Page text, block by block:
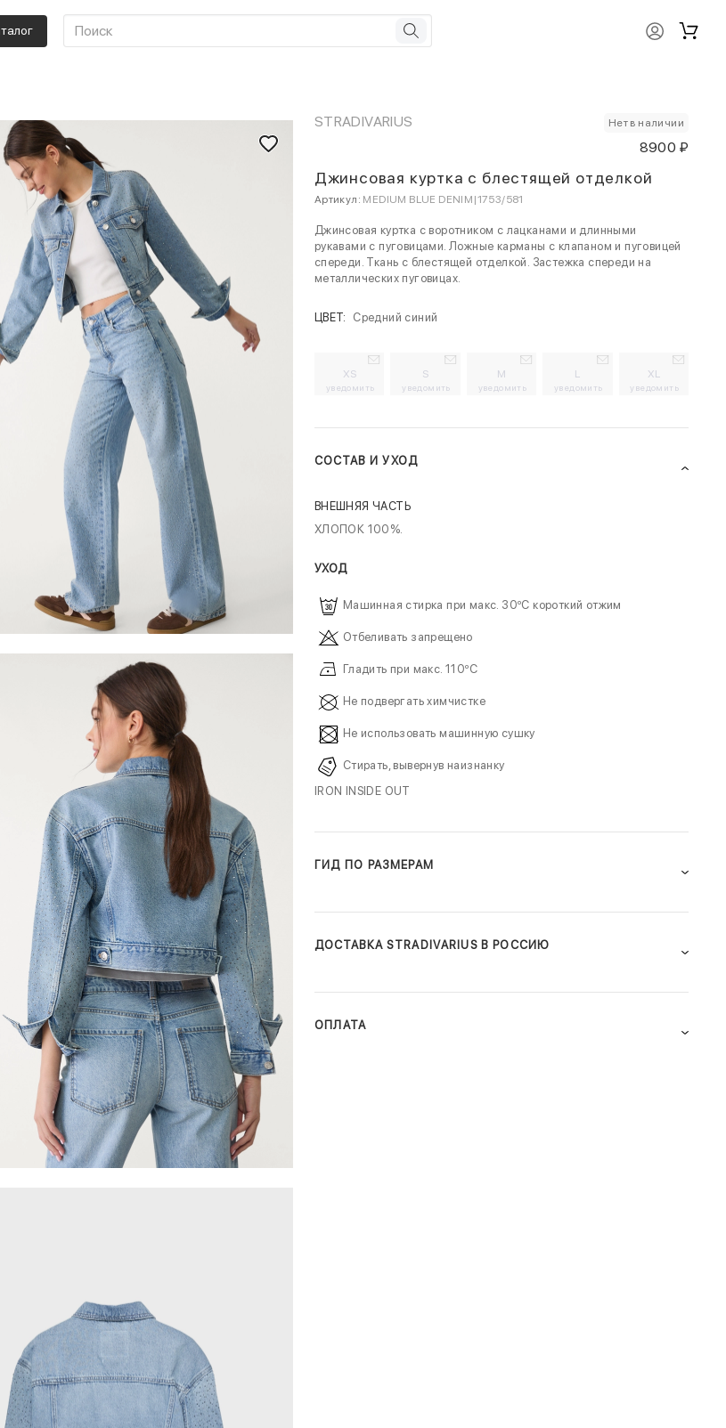
STRADIVARIUS Нет в наличии
8900 ₽
Джинсовая куртка с блестящей отделкой
Артикул: MEDIUM BLUE DENIM|1753/581
Джинсовая куртка с воротником с лацканами и длинными
рукавами с пуговицами. Ложные карманы с клапаном и пуговицей
спереди. Ткань с блестящей отделкой. Застежка спереди на
металлических пуговицах.
ЦВЕТ: Средний синий
XS
уведомить
S
уведомить
M
уведомить
L
уведомить
XL
уведомить
СОСТАВ И УХОД
ВНЕШНЯЯ ЧАСТЬ
ХЛОПОК 100%.
УХОД
Машинная стирка при макс. 30ºC короткий отжим
Отбеливать запрещено
Гладить при макс. 110ºC
Не подвергать химчистке
Не использовать машинную сушку
Стирать, вывернув наизнанку
IRON INSIDE OUT
ГИД ПО РАЗМЕРАМ
ДОСТАВКА STRADIVARIUS В РОССИЮ
ОПЛАТА